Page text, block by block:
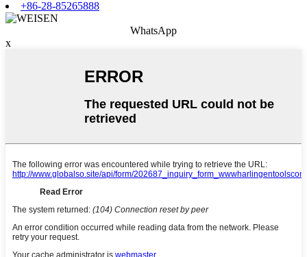
+86-28-85265888
WhatsApp
x